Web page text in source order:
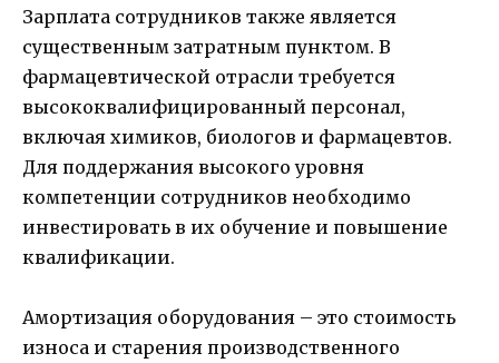
Зарплата сотрудников также является
существенным затратным пунктом. В
фармацевтической отрасли требуется
высококвалифицированный персонал,
включая химиков, биологов и фармацевтов.
Для поддержания высокого уровня
компетенции сотрудников необходимо
инвестировать в их обучение и повышение
квалификации.
Амортизация оборудования – это стоимость
износа и старения производственного